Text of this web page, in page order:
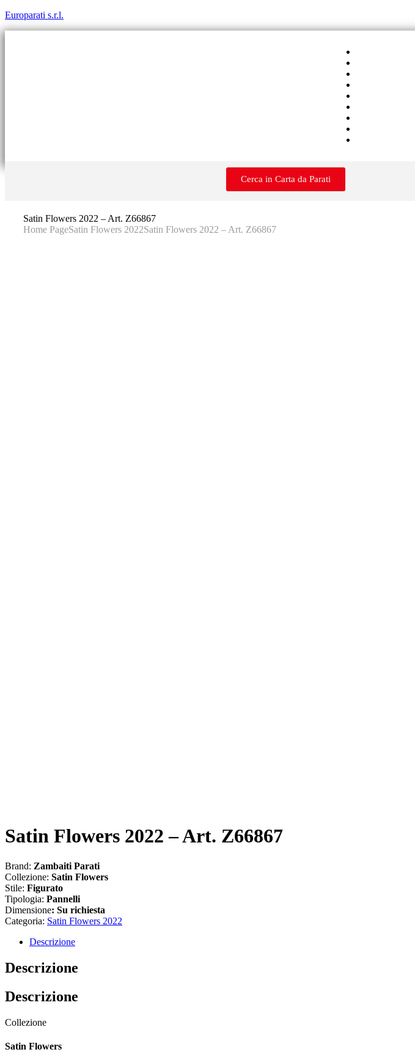
Europarati s.r.l.
Cerca in Carta da Parati
Satin Flowers 2022 – Art. Z66867
Home PageSatin Flowers 2022Satin Flowers 2022 – Art. Z66867
Satin Flowers 2022 – Art. Z66867
Brand: Zambaiti Parati
Collezione: Satin Flowers
Stile: Figurato
Tipologia: Pannelli
Dimensione: Su richiesta
Categoria: Satin Flowers 2022
Descrizione
Descrizione
Descrizione
Collezione
Satin Flowers